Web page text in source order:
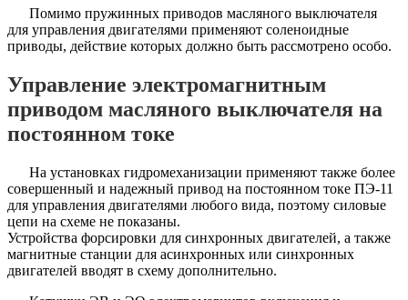
Помимо пружинных приводов масляного выключателя
для управления двигателями применяют соленоидные
приводы, действие которых должно быть рассмотрено особо.
Управление электромагнитным
приводом масляного выключателя на
постоянном токе
На установках гидромеханизации применяют также более
совершенный и надежный привод на постоянном токе ПЭ-11
для управления двигателями любого вида, поэтому силовые
цепи на схеме не показаны.
Устройства форсировки для синхронных двигателей, а также
магнитные станции для асинхронных или синхронных
двигателей вводят в схему дополнительно.